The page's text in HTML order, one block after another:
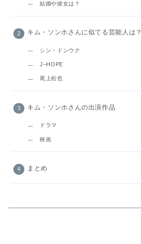
結婚や彼女は？
キム・ソンホさんに似てる芸能人は？
シン・ドンウク
J−HOPE
尾上松也
キム・ソンホさんの出演作品
ドラマ
映画
まとめ